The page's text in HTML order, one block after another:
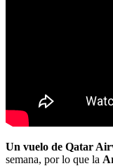
Un vuelo de Qatar
semana, por lo que la